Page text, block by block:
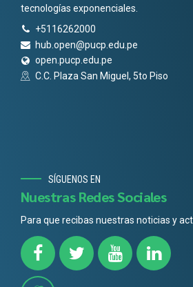
tecnologías exponenciales.
+5116262000
hub.open@pucp.edu.pe
open.pucp.edu.pe
C.C. Plaza San Miguel, 5to Piso
SÍGUENOS EN
Nuestras Redes Sociales
Para que recibas nuestras noticias y